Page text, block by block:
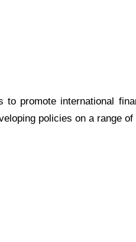
promote international
policies on a range